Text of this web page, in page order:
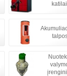
katilai